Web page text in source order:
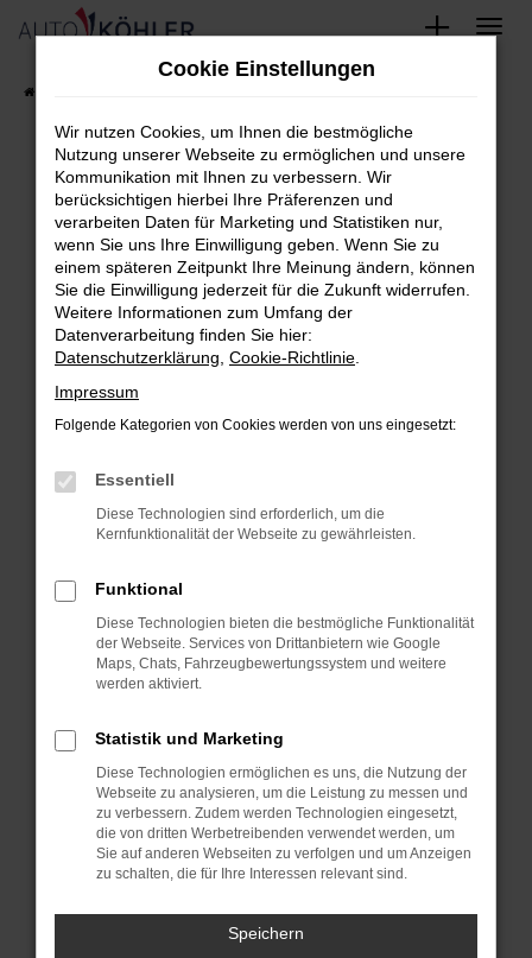
Zum
Fehler: Network Error
Beim Laden ist ein Fehler aufgetreten.
Hier sind ein paar Tipps, die dir helfen können:
Überprüfe deine Firewall und deine
Internetverbindung.
Laden andere Webseiten, zum Beispiel
deine Suchmaschine?
Manche Erweiterungen, wie Werbeblocker,
können das Laden bestimmter Seiten
verhindern. Funktioniert die Seite in einem
Fenster?
Starte dein Gerät neu.
Das kann manchmal helfen,
vorübergehende Probleme zu beheben.
Stelle sicher, dass dein Browser und dein
Betriebssystem auf dem neuesten Stand
sind.
Veraltete Software birgt nicht nur ein
Sicherheitsrisiko, sondern kann auch dazu
führen, dass bestimmte Funktionen nicht
Wende dich an den Webseitenbetreiber.
Cookie Einstellungen
Wir nutzen Cookies, um Ihnen die bestmögliche
Nutzung unserer Webseite zu ermöglichen und unsere
Kommunikation mit Ihnen zu verbessern. Wir
berücksichtigen hierbei Ihre Präferenzen und
verarbeiten Daten für Marketing und Statistiken nur,
wenn Sie uns Ihre Einwilligung geben. Wenn Sie zu
einem späteren Zeitpunkt Ihre Meinung ändern, können
Sie die Einwilligung jederzeit für die Zukunft widerrufen.
Weitere Informationen zum Umfang der
Datenverarbeitung finden Sie hier:
Datenschutzerklärung Cookie-Richtlinie
Impressum
Folgende Kategorien von Cookies werden von uns eingesetzt:
Essentiell
Diese Technologien sind erforderlich, um die
Kernfunktionalität der Webseite zu gewährleisten.
Funktional
Diese Technologien bieten die bestmögliche Funktionalität
der Webseite. Services von Drittanbietern wie Google
Maps, Chats, Fahrzeugbewertungssystem und weitere
werden aktiviert.
Statistik und Marketing
Diese Technologien ermöglichen es uns, die Nutzung der
Webseite zu analysieren, um die Leistung zu messen und
zu verbessern. Zudem werden Technologien eingesetzt,
die von dritten Werbetreibenden verwendet werden, um
Sie auf anderen Webseiten zu verfolgen und um Anzeigen
zu schalten, die für Ihre Interessen relevant sind.
Speichern